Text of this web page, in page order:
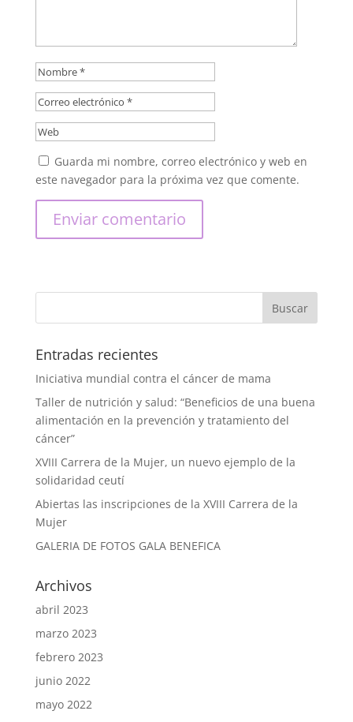
Guarda mi nombre, correo electrónico y web en
este navegador para la próxima vez que comente.
Entradas recientes
Iniciativa mundial contra el cáncer de mama
Taller de nutrición y salud: “Beneficios de una buena
alimentación en la prevención y tratamiento del
cáncer”
XVIII Carrera de la Mujer, un nuevo ejemplo de la
solidaridad ceutí
Abiertas las inscripciones de la XVIII Carrera de la
Mujer
GALERIA DE FOTOS GALA BENEFICA
Archivos
abril 2023
marzo 2023
febrero 2023
junio 2022
mayo 2022